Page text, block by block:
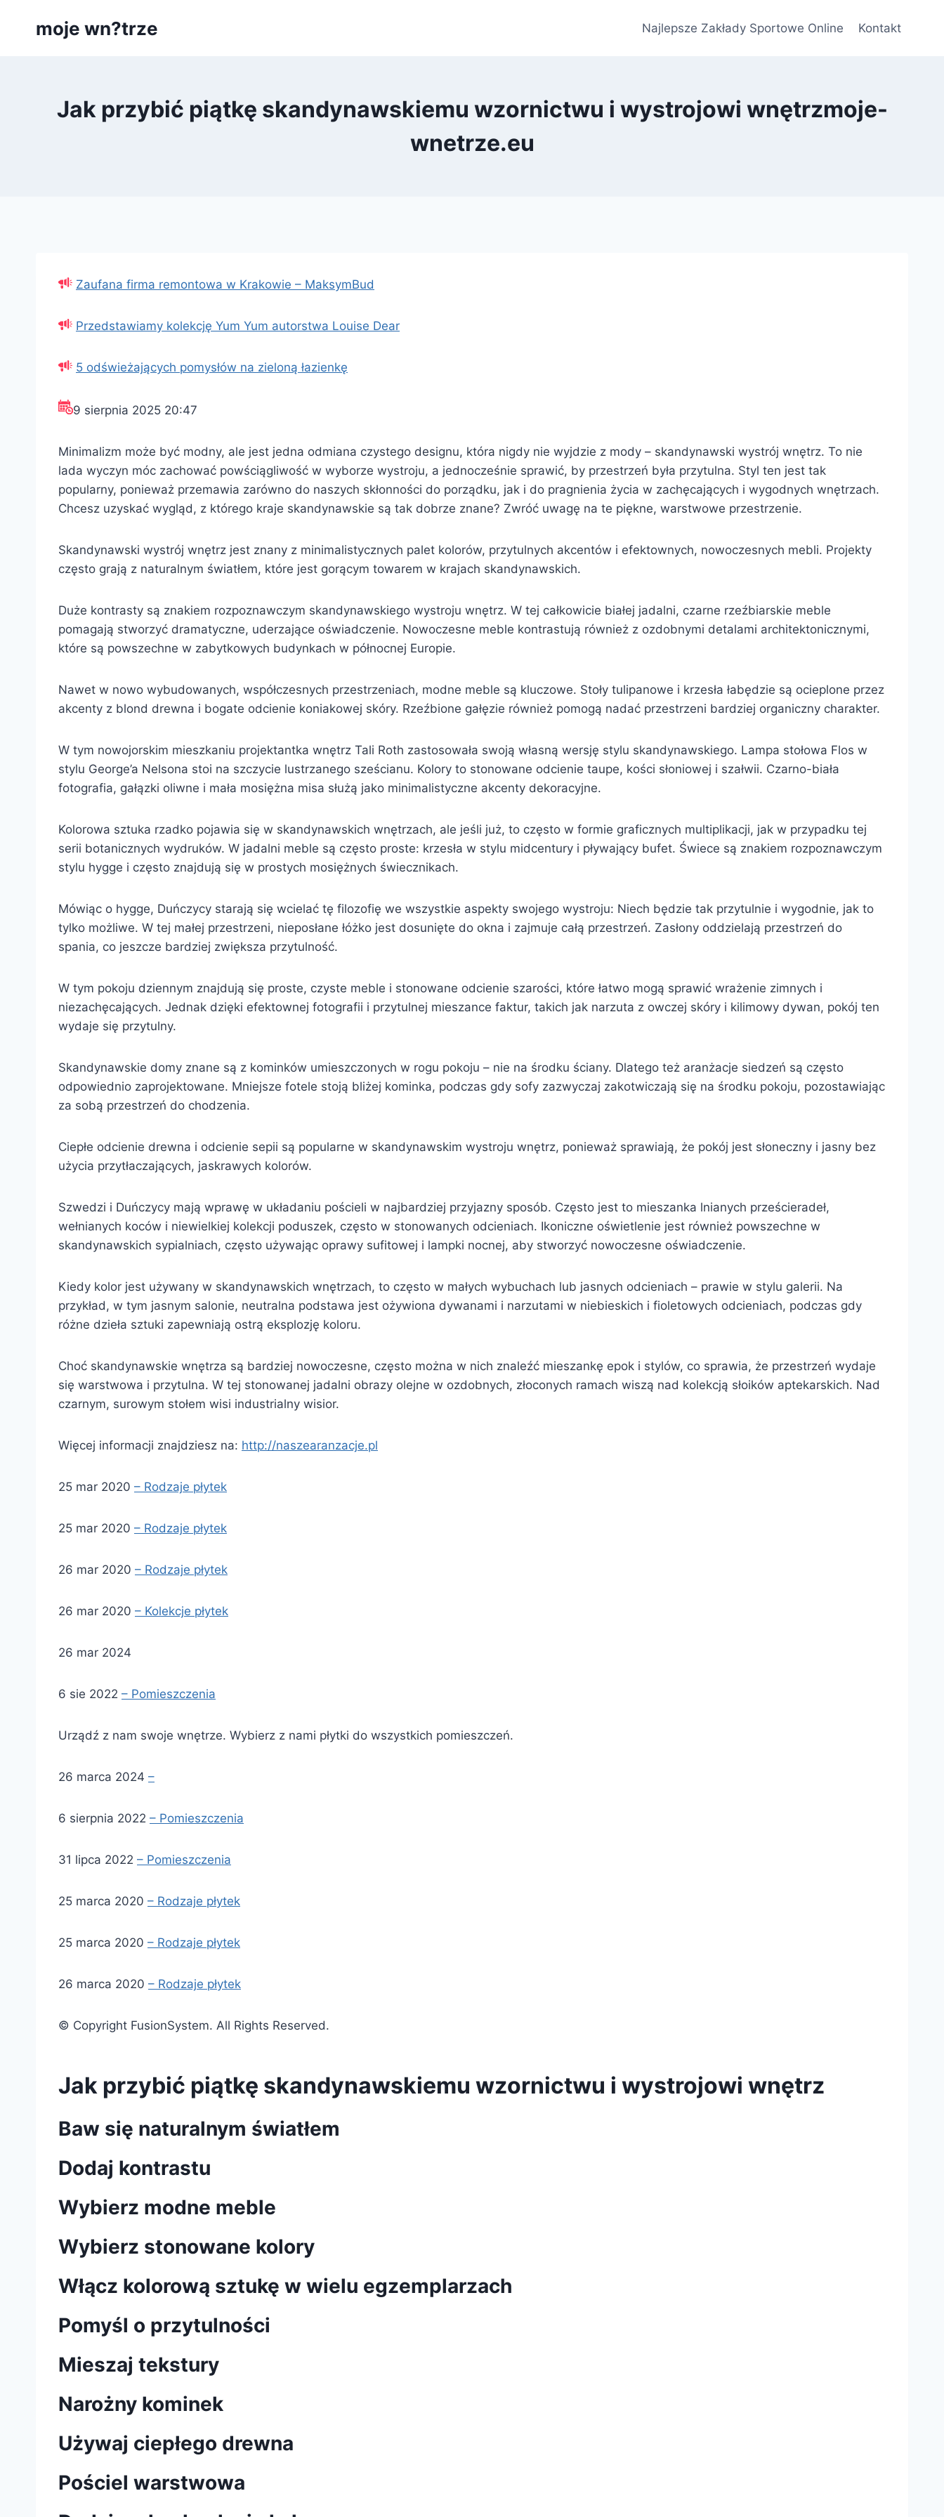
moje wn?trze Najlepsze Zakłady Sportowe Online Kontakt
Jak przybić piątkę skandynawskiemu wzornictwu i wystrojowi wnętrzmoje-
wnetrze.eu
Zaufana firma remontowa w Krakowie – MaksymBud
Przedstawiamy kolekcję Yum Yum autorstwa Louise Dear
5 odświeżających pomysłów na zieloną łazienkę
9 sierpnia 2025 20:47
Minimalizm może być modny, ale jest jedna odmiana czystego designu, która nigdy nie wyjdzie z mody – skandynawski wystrój wnętrz. To nie
lada wyczyn móc zachować powściągliwość w wyborze wystroju, a jednocześnie sprawić, by przestrzeń była przytulna. Styl ten jest tak
popularny, ponieważ przemawia zarówno do naszych skłonności do porządku, jak i do pragnienia życia w zachęcających i wygodnych wnętrzach.
Chcesz uzyskać wygląd, z którego kraje skandynawskie są tak dobrze znane? Zwróć uwagę na te piękne, warstwowe przestrzenie.
Skandynawski wystrój wnętrz jest znany z minimalistycznych palet kolorów, przytulnych akcentów i efektownych, nowoczesnych mebli. Projekty
często grają z naturalnym światłem, które jest gorącym towarem w krajach skandynawskich.
Duże kontrasty są znakiem rozpoznawczym skandynawskiego wystroju wnętrz. W tej całkowicie białej jadalni, czarne rzeźbiarskie meble
pomagają stworzyć dramatyczne, uderzające oświadczenie. Nowoczesne meble kontrastują również z ozdobnymi detalami architektonicznymi,
które są powszechne w zabytkowych budynkach w północnej Europie.
Nawet w nowo wybudowanych, współczesnych przestrzeniach, modne meble są kluczowe. Stoły tulipanowe i krzesła łabędzie są ocieplone przez
akcenty z blond drewna i bogate odcienie koniakowej skóry. Rzeźbione gałęzie również pomogą nadać przestrzeni bardziej organiczny charakter.
W tym nowojorskim mieszkaniu projektantka wnętrz Tali Roth zastosowała swoją własną wersję stylu skandynawskiego. Lampa stołowa Flos w
stylu George’a Nelsona stoi na szczycie lustrzanego sześcianu. Kolory to stonowane odcienie taupe, kości słoniowej i szałwii. Czarno-biała
fotografia, gałązki oliwne i mała mosiężna misa służą jako minimalistyczne akcenty dekoracyjne.
Kolorowa sztuka rzadko pojawia się w skandynawskich wnętrzach, ale jeśli już, to często w formie graficznych multiplikacji, jak w przypadku tej
serii botanicznych wydruków. W jadalni meble są często proste: krzesła w stylu midcentury i pływający bufet. Świece są znakiem rozpoznawczym
stylu hygge i często znajdują się w prostych mosiężnych świecznikach.
Mówiąc o hygge, Duńczycy starają się wcielać tę filozofię we wszystkie aspekty swojego wystroju: Niech będzie tak przytulnie i wygodnie, jak to
tylko możliwe. W tej małej przestrzeni, nieposłane łóżko jest dosunięte do okna i zajmuje całą przestrzeń. Zasłony oddzielają przestrzeń do
spania, co jeszcze bardziej zwiększa przytulność.
W tym pokoju dziennym znajdują się proste, czyste meble i stonowane odcienie szarości, które łatwo mogą sprawić wrażenie zimnych i
niezachęcających. Jednak dzięki efektownej fotografii i przytulnej mieszance faktur, takich jak narzuta z owczej skóry i kilimowy dywan, pokój ten
wydaje się przytulny.
Skandynawskie domy znane są z kominków umieszczonych w rogu pokoju – nie na środku ściany. Dlatego też aranżacje siedzeń są często
odpowiednio zaprojektowane. Mniejsze fotele stoją bliżej kominka, podczas gdy sofy zazwyczaj zakotwiczają się na środku pokoju, pozostawiając
za sobą przestrzeń do chodzenia.
Ciepłe odcienie drewna i odcienie sepii są popularne w skandynawskim wystroju wnętrz, ponieważ sprawiają, że pokój jest słoneczny i jasny bez
użycia przytłaczających, jaskrawych kolorów.
Szwedzi i Duńczycy mają wprawę w układaniu pościeli w najbardziej przyjazny sposób. Często jest to mieszanka lnianych prześcieradeł,
wełnianych koców i niewielkiej kolekcji poduszek, często w stonowanych odcieniach. Ikoniczne oświetlenie jest również powszechne w
skandynawskich sypialniach, często używając oprawy sufitowej i lampki nocnej, aby stworzyć nowoczesne oświadczenie.
Kiedy kolor jest używany w skandynawskich wnętrzach, to często w małych wybuchach lub jasnych odcieniach – prawie w stylu galerii. Na
przykład, w tym jasnym salonie, neutralna podstawa jest ożywiona dywanami i narzutami w niebieskich i fioletowych odcieniach, podczas gdy
różne dzieła sztuki zapewniają ostrą eksplozję koloru.
Choć skandynawskie wnętrza są bardziej nowoczesne, często można w nich znaleźć mieszankę epok i stylów, co sprawia, że przestrzeń wydaje
się warstwowa i przytulna. W tej stonowanej jadalni obrazy olejne w ozdobnych, złoconych ramach wiszą nad kolekcją słoików aptekarskich. Nad
czarnym, surowym stołem wisi industrialny wisior.
Więcej informacji znajdziesz na: http://naszearanzacje.pl
25 mar 2020 – Rodzaje płytek
25 mar 2020 – Rodzaje płytek
26 mar 2020 – Rodzaje płytek
26 mar 2020 – Kolekcje płytek
26 mar 2024
6 sie 2022 – Pomieszczenia
Urządź z nam swoje wnętrze. Wybierz z nami płytki do wszystkich pomieszczeń.
26 marca 2024 –
6 sierpnia 2022 – Pomieszczenia
31 lipca 2022 – Pomieszczenia
25 marca 2020 – Rodzaje płytek
25 marca 2020 – Rodzaje płytek
26 marca 2020 – Rodzaje płytek
© Copyright FusionSystem. All Rights Reserved.
Jak przybić piątkę skandynawskiemu wzornictwu i wystrojowi wnętrz
Baw się naturalnym światłem
Dodaj kontrastu
Wybierz modne meble
Wybierz stonowane kolory
Włącz kolorową sztukę w wielu egzemplarzach
Pomyśl o przytulności
Mieszaj tekstury
Narożny kominek
Używaj ciepłego drewna
Pościel warstwowa